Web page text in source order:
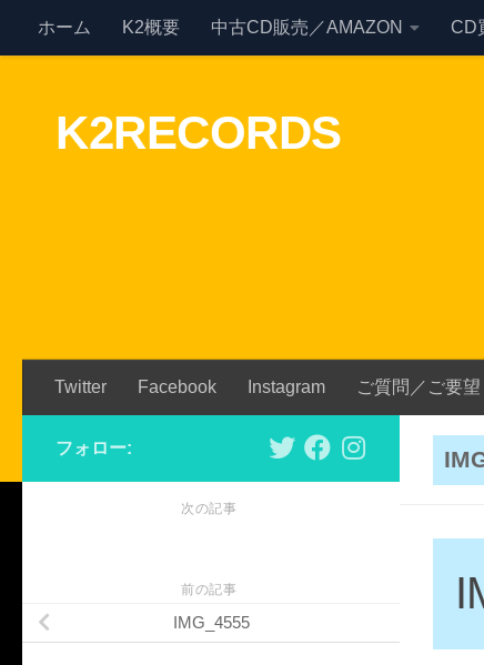
Skip to content
ホーム K2概要 中古CD販売／AMAZON CD
K2RECORDS
Twitter Facebook Instagram ご質問／ご要
フォロー:
次の記事
前の記事
IMG_4555